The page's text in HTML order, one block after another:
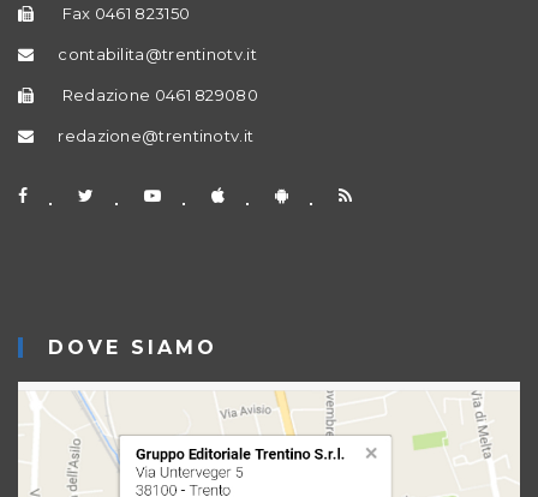
Fax 0461 823150
contabilita@trentinotv.it
Redazione 0461 829080
redazione@trentinotv.it
DOVE SIAMO